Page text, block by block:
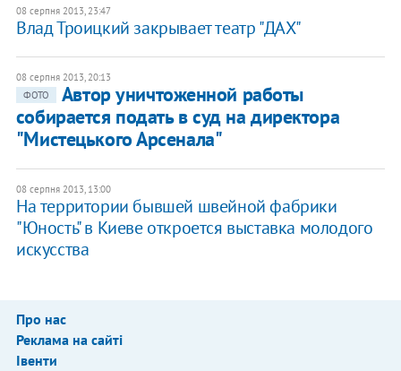
08 серпня 2013, 23:47
Влад Троицкий закрывает театр "ДАХ"
08 серпня 2013, 20:13
ФОТО
Автор уничтоженной работы
собирается подать в суд на директора
"Мистецького Арсенала"
08 серпня 2013, 13:00
На территории бывшей швейной фабрики
"Юность" в Киеве откроется выставка молодого
искусства
Про нас
Реклама на сайті
Івенти